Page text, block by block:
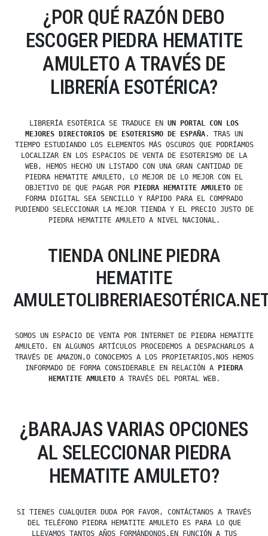
¿POR QUÉ RAZÓN DEBO
ESCOGER PIEDRA HEMATITE
AMULETO A TRAVÉS DE
LIBRERÍA ESOTÉRICA?
LIBRERÍA ESOTÉRICA SE TRADUCE EN UN PORTAL CON LOS
MEJORES DIRECTORIOS DE ESOTERISMO DE ESPAÑA. TRAS UN
TIEMPO ESTUDIANDO LOS ELEMENTOS MÁS OSCUROS QUE PODRÍAMOS
LOCALIZAR EN LOS ESPACIOS DE VENTA DE ESOTERISMO DE LA
WEB, HEMOS HECHO UN LISTADO CON UNA GRAN CANTIDAD DE
PIEDRA HEMATITE AMULETO, LO MEJOR DE LO MEJOR CON EL
OBJETIVO DE QUE PAGAR POR
PIEDRA HEMATITE AMULETO DE
FORMA DIGITAL SEA SENCILLO Y RÁPIDO PARA EL COMPRADO
PUDIENDO SELECCIONAR LA MEJOR TIENDA Y EL PRECIO JUSTO DE
PIEDRA HEMATITE AMULETO A NIVEL NACIONAL.
TIENDA ONLINE PIEDRA
HEMATITE
SOMOS UN ESPACIO DE VENTA POR INTERNET DE PIEDRA HEMATITE
AMULETO. EN ALGUNOS ARTÍCULOS PROCEDEMOS A DESPACHARLOS A
TRAVÉS DE AMAZON,O CONOCEMOS A LOS PROPIETARIOS,NOS HEMOS
INFORMADO DE FORMA CONSIDERABLE EN RELACIÓN A
PIEDRA
HEMATITE AMULETOA TRAVÉS DEL PORTAL WEB.
¿BARAJAS VARIAS OPCIONES
AL SELECCIONAR PIEDRA
HEMATITE AMULETO?
SI TIENES CUALQUIER DUDA POR FAVOR, CONTÁCTANOS A TRAVÉS
DEL TELÉFONO PIEDRA HEMATITE AMULETO ES PARA LO QUE
LLEVAMOS TANTOS AÑOS FORMÁNDONOS,EN FUNCIÓN A TUS